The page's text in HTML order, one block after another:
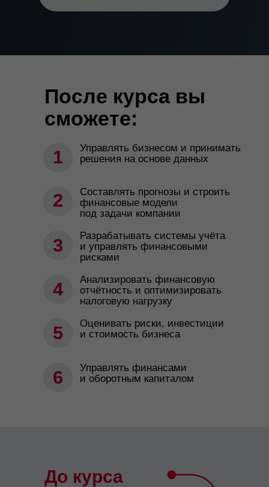
После курса вы
сможете:
Управлять бизнесом и принимать
решения на основе данных
Составлять прогнозы и строить
финансовые модели
под задачи компании
1
2
Разрабатывать системы учёта
и управлять финансовыми
рисками
Анализировать финансовую
отчётность и оптимизировать
налоговую нагрузку
3
4
Оценивать риски, инвестиции
и стоимость бизнеса
5
Управлять финансами
и оборотным капиталом
6
До курса